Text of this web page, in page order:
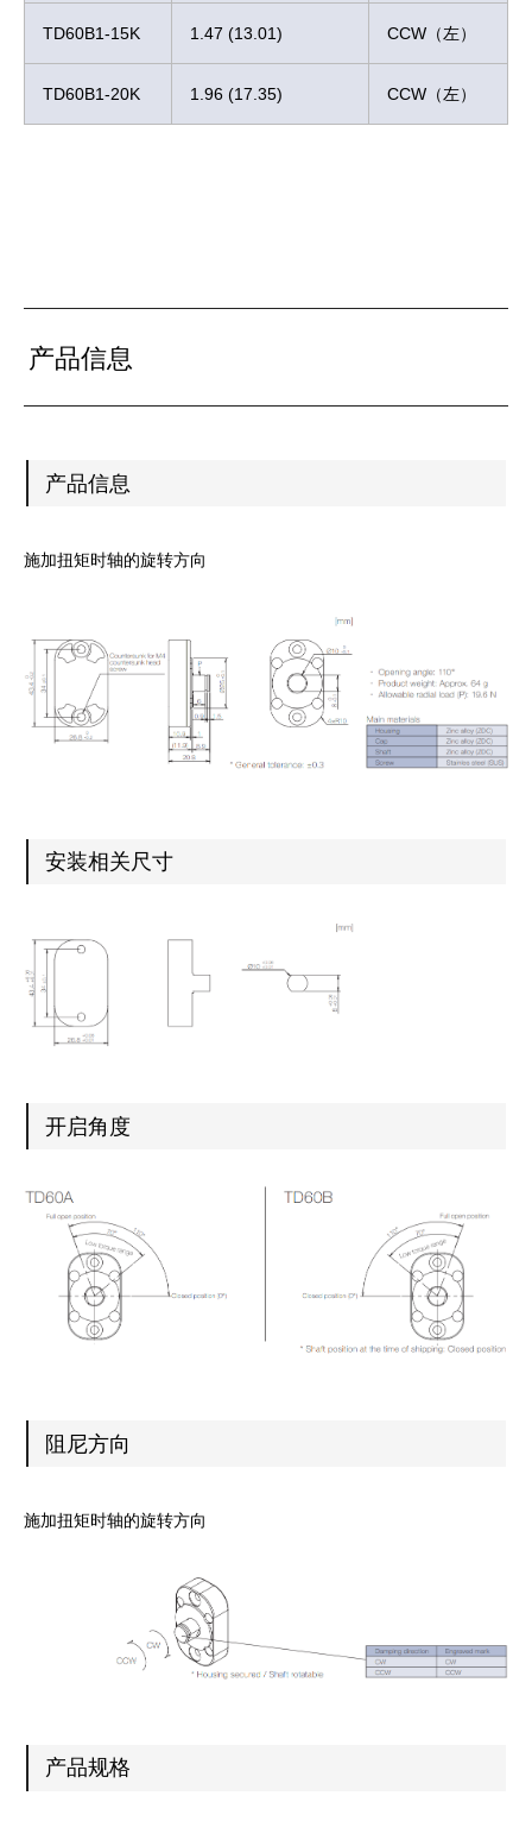
TD60B1-15K 1.47 (13.01) CCW（左）
TD60B1-20K 1.96 (17.35) CCW（左）
产品信息
产品信息
施加扭矩时轴的旋转方向
安装相关尺寸
开启角度
阻尼方向
施加扭矩时轴的旋转方向
产品规格